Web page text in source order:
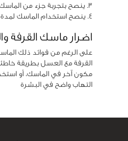
ينصح بتجربة جزء من
ينصح استخدام الماسك لمدة 20 دقيقة فقط
اضرار ماسك القرفة
على الرغم من فوائد ذلك
القرفة مع العسل بطريقة
التهاب واضح في البشرة